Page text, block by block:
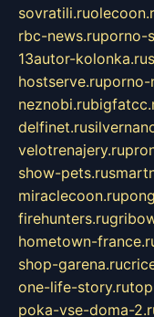
sovratili.ru
rbc-news.ruporno-
13autor-kolonka.ru
hostserve.ruporno-
neznobi.ru
delfinet.ru
velotrenajery.ru
show-pets.ru
miraclecoon.ru
firehunters.ru
hometown-
shop-garena.ru
one-life-story.ru
poka-vse-doma-